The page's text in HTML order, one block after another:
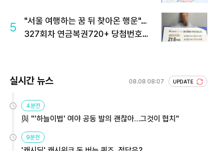
5
"서울 여행하는 꿈 뒤 찾아온 행운"…
327회차 연금복권720+ 당첨번호조
실시간 뉴스 08.08 08:07 UPDATE
4분전
與 "'하늘이법' 여야 공동 발의 괜찮아…그것이 협치"
9분전